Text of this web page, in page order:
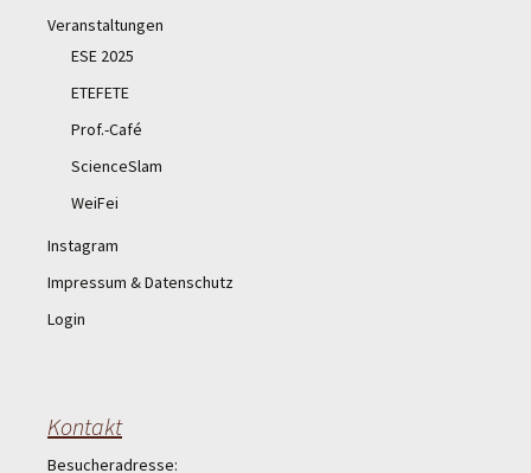
Veranstaltungen
ESE 2025
ETEFETE
Prof.-Café
ScienceSlam
WeiFei
Instagram
Impressum & Datenschutz
Login
Kontakt
Besucheradresse: